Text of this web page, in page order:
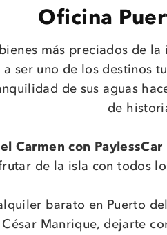
Oficina
más preciados de
ser uno de los destinos
de sus aguas
de
Carmen con PaylessCar
de la isla con todos
barato en Puerto
Manrique, dejarte